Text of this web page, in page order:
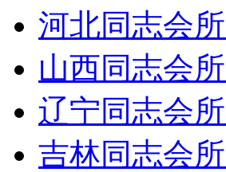
河北同志会
山西同志会
辽宁同志会
吉林同志会